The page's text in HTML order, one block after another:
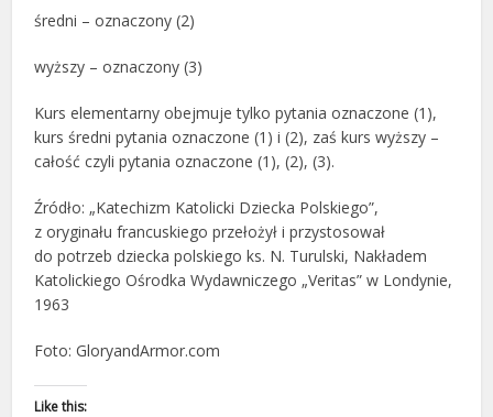
średni – oznaczony (2)
wyższy – oznaczony (3)
Kurs elementarny obejmuje tylko pytania oznaczone (1),
kurs średni pytania oznaczone (1) i (2), zaś kurs wyższy –
całość czyli pytania oznaczone (1), (2), (3).
Źródło: „Katechizm Katolicki Dziecka Polskiego”,
z oryginału francuskiego przełożył i przystosował
do potrzeb dziecka polskiego ks. N. Turulski, Nakładem
Katolickiego Ośrodka Wydawniczego „Veritas” w Londynie,
1963
Foto: GloryandArmor.com
Like this: